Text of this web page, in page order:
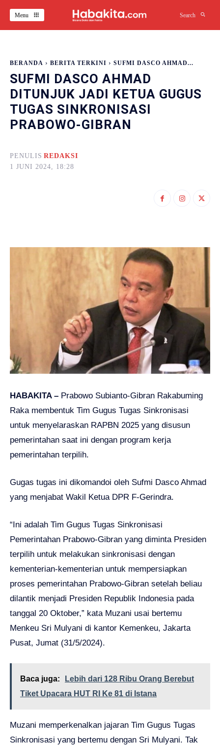
Menu Search
BERANDA BERITA TERKINI SUFMI DASCO AHMAD...
SUFMI DASCO AHMAD
DITUNJUK JADI KETUA GUGUS
TUGAS SINKRONISASI
PRABOWO-GIBRAN
PENULIS REDAKSI
1 JUNI 2024, 18:28
HABAKITA – Prabowo Subianto-Gibran Rakabuming
Raka membentuk Tim Gugus Tugas Sinkronisasi
untuk menyelaraskan RAPBN 2025 yang disusun
pemerintahan saat ini dengan program kerja
pemerintahan terpilih.
Gugas tugas ini dikomandoi oleh Sufmi Dasco Ahmad
yang menjabat Wakil Ketua DPR F-Gerindra.
“Ini adalah Tim Gugus Tugas Sinkronisasi
Pemerintahan Prabowo-Gibran yang diminta Presiden
terpilih untuk melakukan sinkronisasi dengan
kementerian-kementerian untuk mempersiapkan
proses pemerintahan Prabowo-Gibran setelah beliau
dilantik menjadi Presiden Republik Indonesia pada
tanggal 20 Oktober,” kata Muzani usai bertemu
Menkeu Sri Mulyani di kantor Kemenkeu, Jakarta
Pusat, Jumat (31/5/2024).
Baca juga:
Lebih dari 128 Ribu Orang Berebut
Tiket Upacara HUT RI Ke 81 di Istana
Muzani memperkenalkan jajaran Tim Gugus Tugas
Sinkronisasi yang bertemu dengan Sri Mulyani. Tak